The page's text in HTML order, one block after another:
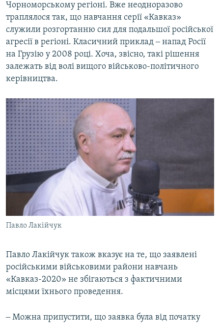
Чорноморському регіоні. Вже неодноразово
траплялося так, що навчання серії «Кавказ»
служили розгортанню сил для подальшої російської
агресії в регіоні. Класичний приклад ‒ напад Росії
на Грузію у 2008 році. Хоча, звісно, такі рішення
залежать від волі вищого військово-політичного
керівництва.
Павло Лакійчук
Павло Лакійчук також вказує на те, що заявлені
російськими військовими райони навчань
«Кавказ-2020» не збігаються з фактичними
місцями їхнього проведення.
‒ Можна припустити, що заявка була від початку